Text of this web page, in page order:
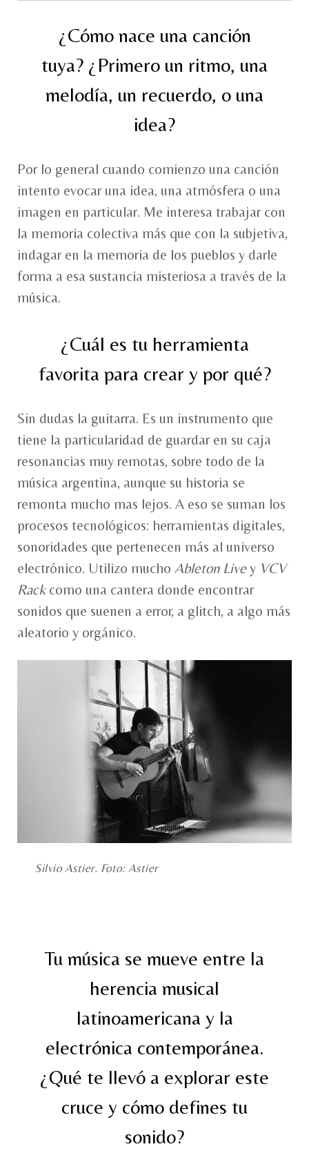
¿Cómo nace una canción
tuya? ¿Primero un ritmo, una
melodía, un recuerdo, o una
idea?
Por lo general cuando comienzo una canción
intento evocar una idea, una atmósfera o una
imagen en particular. Me interesa trabajar con
la memoria colectiva más que con la subjetiva,
indagar en la memoria de los pueblos y darle
forma a esa sustancia misteriosa a través de la
música.
¿Cuál es tu herramienta
favorita para crear y por qué?
Sin dudas la guitarra. Es un instrumento que
tiene la particularidad de guardar en su caja
resonancias muy remotas, sobre todo de la
música argentina, aunque su historia se
remonta mucho mas lejos. A eso se suman los
procesos tecnológicos: herramientas digitales,
sonoridades que pertenecen más al universo
electrónico. Utilizo mucho Ableton Livey VCV
Rackcomo una cantera donde encontrar
sonidos que suenen a error, a glitch, a algo más
aleatorio y orgánico.
Silvio Astier. Foto: Astier
Tu música se mueve entre la
herencia musical
latinoamericana y la
electrónica contemporánea.
¿Qué te llevó a explorar este
cruce y cómo defines tu
sonido?